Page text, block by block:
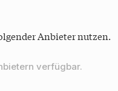
Anbieter nutzen.
verfügbar.